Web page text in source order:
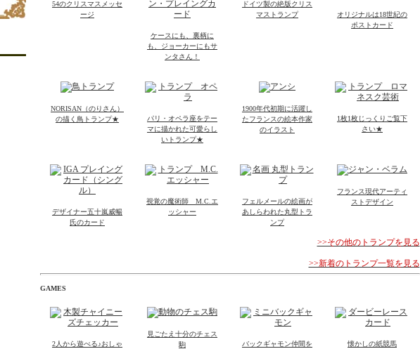
54のクリスマスメッセ
ージ
ケースにも、裏柄に
も、ジョーカーにもサ
ンタさん！
ドイツ製の絶版クリス
マストランプ
オリジナルは18世紀の
ポストカード
NORISAN（のりさん）
の描く鳥トランプ★
パリ・オペラ座をテー
マに描かれた可愛らし
いトランプ★
1900年代初期に活躍し
たフランスの絵本作家
のイラスト
1枚1枚じっくりご覧下
さい★
デザイナー五十嵐威暢
氏のカード
視覚の魔術師 M.C.エ
ッシャー
フェルメールの絵画が
あしらわれた丸型トラ
ンプ
フランス現代アーティ
ストデザイン
>>その他のトランプを見る
>>新着のトランプ一覧を見る
GAMES
2人から遊べる♪おしゃ
見ごたえ十分のチェス
駒
バックギャモン仲間を
懐かしの紙競馬